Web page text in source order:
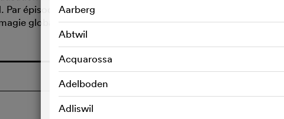
épisodes, le film se condense en un poème collectif sur les
globale des grandes gares.
Aarberg
Abtwil
Acquarossa
Adelboden
Adliswil